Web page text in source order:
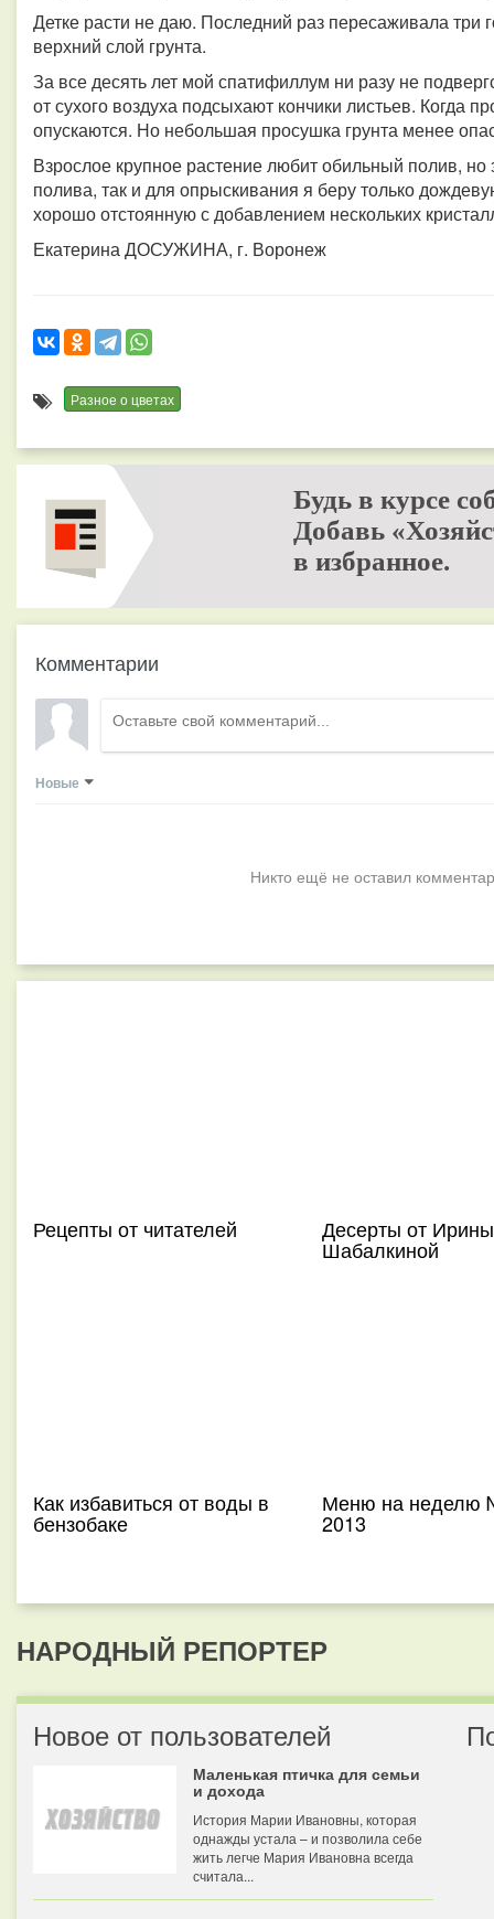
Детке расти не даю. Последний раз пересаживала три
верхний слой грунта.
За все десять лет мой спатифиллум ни разу не
от сухого воздуха подсыхают кончики листьев. Когда
опускаются. Но небольшая просушка грунта менее
Взрослое крупное растение любит обильный полив, но
полива, так и для опрыскивания я беру только
хорошо отстоянную с добавлением нескольких
Екатерина ДОСУЖИНА, г. Воронеж
Разное о цветах
Будь в курсе
Добавь
в избранное.
Комментарии
Новые
Никто ещё не оставил
Рецепты от читателей Десерты от Ирины
Шабалкиной
Как избавиться от воды в
бензобаке
Меню на неделю
2013
НАРОДНЫЙ РЕПОРТЕР
Новое от пользователей
Маленькая птичка для семьи
и дохода
История Марии Ивановны, которая
однажды устала – и позволила себе
жить легче Мария Ивановна всегда
считала...